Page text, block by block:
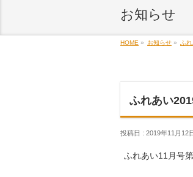
お知らせ
HOME » お知らせ » ふ
ふれあい
投稿日 : 2019年11月12
ふれあい11月号